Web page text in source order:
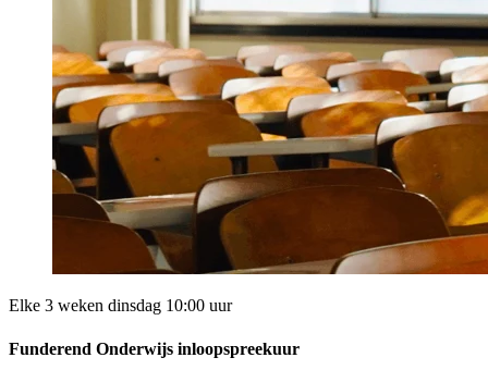
Elke 3 weken dinsdag 10:00 uur
Funderend Onderwijs inloopspreekuur